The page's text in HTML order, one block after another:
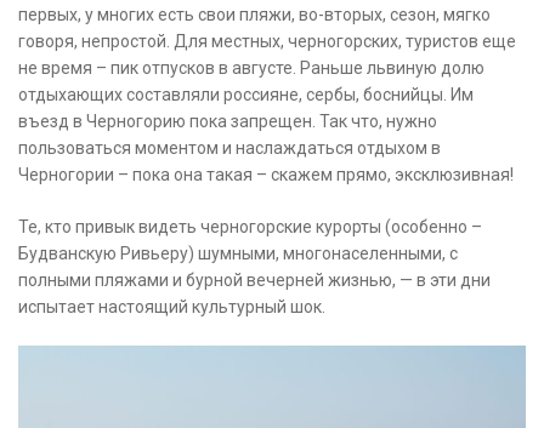
первых, у многих есть свои пляжи, во-вторых, сезон, мягко
говоря, непростой. Для местных, черногорских, туристов еще
не время – пик отпусков в августе. Раньше львиную долю
отдыхающих составляли россияне, сербы, боснийцы. Им
въезд в Черногорию пока запрещен. Так что, нужно
пользоваться моментом и наслаждаться отдыхом в
Черногории – пока она такая – скажем прямо, эксклюзивная!
Те, кто привык видеть черногорские курорты (особенно –
Будванскую Ривьеру) шумными, многонаселенными, с
полными пляжами и бурной вечерней жизнью, — в эти дни
испытает настоящий культурный шок.